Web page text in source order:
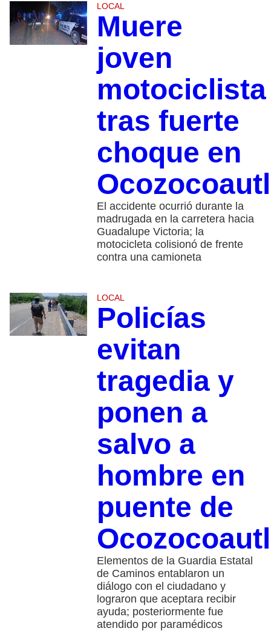
LOCAL
Muere
joven
motociclista
tras fuerte
choque en
El accidente ocurrió durante la
madrugada en la carretera hacia
Guadalupe Victoria; la
motocicleta colisionó de frente
contra una camioneta
LOCAL
Policías
evitan
tragedia y
ponen a
salvo a
hombre en
puente de
Elementos de la Guardia Estatal
de Caminos entablaron un
diálogo con el ciudadano y
lograron que aceptara recibir
ayuda; posteriormente fue
atendido por paramédicos